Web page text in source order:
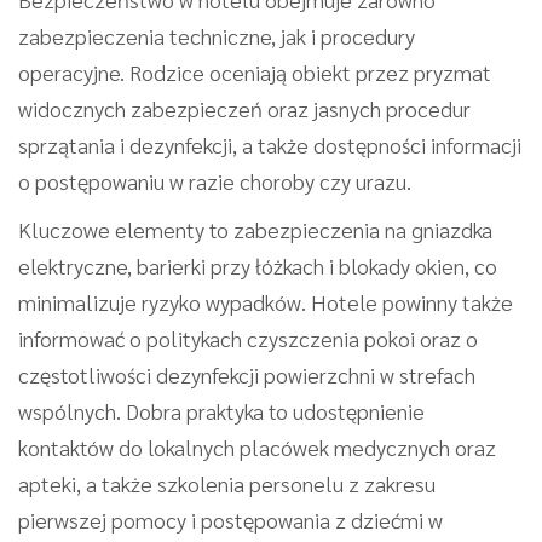
zabezpieczenia techniczne, jak i procedury
operacyjne. Rodzice oceniają obiekt przez pryzmat
widocznych zabezpieczeń oraz jasnych procedur
sprzątania i dezynfekcji, a także dostępności informacji
o postępowaniu w razie choroby czy urazu.
Kluczowe elementy to zabezpieczenia na gniazdka
elektryczne, barierki przy łóżkach i blokady okien, co
minimalizuje ryzyko wypadków. Hotele powinny także
informować o politykach czyszczenia pokoi oraz o
częstotliwości dezynfekcji powierzchni w strefach
wspólnych. Dobra praktyka to udostępnienie
kontaktów do lokalnych placówek medycznych oraz
apteki, a także szkolenia personelu z zakresu
pierwszej pomocy i postępowania z dziećmi w